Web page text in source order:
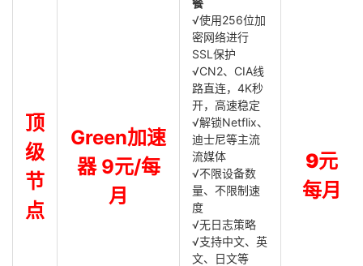
顶
级
节
点
Green加速
器 9元/每
月
餐
√使用256位加
密网络进行
SSL保护
√CN2、CIA线
路直连，4K秒
开，高速稳定
√解锁Netflix、
迪士尼等主流
流媒体
√不限设备数
量、不限制速
度
√无日志策略
√支持中文、英
文、日文等
9元
每月